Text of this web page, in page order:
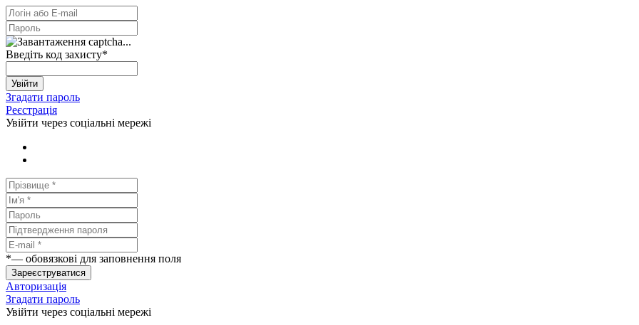
Введіть код захисту*
Увійти
Згадати пароль
Реєстрація
Увійти через соціальні мережі
*— обовязкові для заповнення поля
Зареєструватися
Авторизація
Згадати пароль
Увійти через соціальні мережі